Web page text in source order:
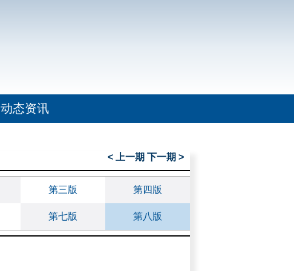
动态资讯
< 上一期 下一期 >
第三版 第四版
第七版 第八版